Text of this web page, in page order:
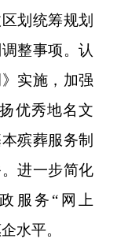
划统筹规划
整事项。认
实施，加强
优秀地名文
殡葬服务制
进一步简化
服务“网上
水平。